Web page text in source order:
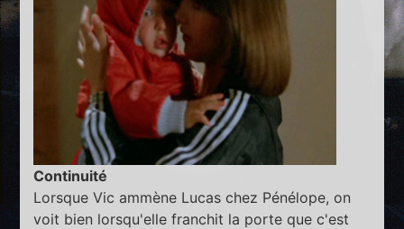
Continuité
Lorsque Vic ammène Lucas chez Pénélope, on
voit bien lorsqu'elle franchit la porte que c'est